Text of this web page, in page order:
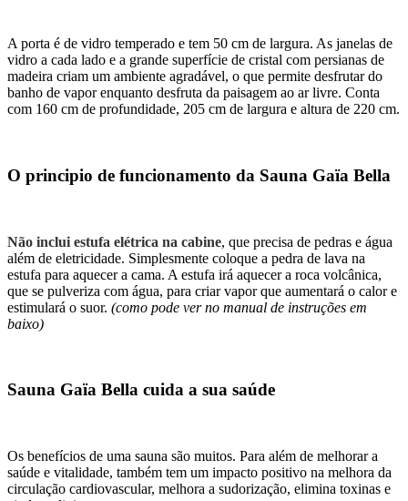
A porta é de vidro temperado e tem 50 cm de largura. As janelas de
vidro a cada lado e a grande superfície de cristal com persianas de
madeira criam um ambiente agradável, o que permite desfrutar do
banho de vapor enquanto desfruta da paisagem ao ar livre. Conta
com 160 cm de profundidade, 205 cm de largura e altura de 220 cm.
O principio de funcionamento da Sauna Gaïa Bella
Não inclui estufa elétrica na cabine, que precisa de pedras e água
além de eletricidade. Simplesmente coloque a pedra de lava na
estufa para aquecer a cama. A estufa irá aquecer a roca volcânica,
que se pulveriza com água, para criar vapor que aumentará o calor e
estimulará o suor. (como pode ver no manual de instruções em
baixo)
Sauna Gaïa Bella cuida a sua saúde
Os benefícios de uma sauna são muitos. Para além de melhorar a
saúde e vitalidade, também tem um impacto positivo na melhora da
circulação cardiovascular, melhora a sudorização, elimina toxinas e